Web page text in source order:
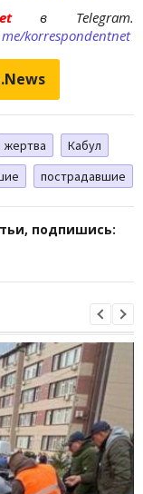
в Telegram.
korrespondentnet
жертва
Кабул
пострадавшие
подпишись: